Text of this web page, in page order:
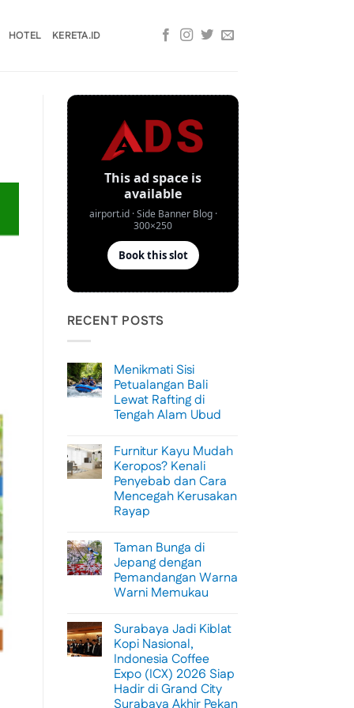
HOTEL KERETA.ID
RECENT POSTS
Menikmati Sisi
Petualangan Bali
Lewat Rafting di
Tengah Alam Ubud
on
Menikmati
Sisi
Petualangan
Bali
Lewat
Rafting
Alam
Ubud
Furnitur Kayu Mudah
Keropos? Kenali
Penyebab dan Cara
Mencegah Kerusakan
Rayap
on
Furnitur
Kayu
Mudah
Keropos?
Kenali
Cara
Mencegah
Kerusakan
Rayap
Taman Bunga di
Jepang dengan
Pemandangan Warna
Warni Memukau
on
Taman
Bunga
di
Jepang
dengan
Pemandangan
Warna
Surabaya Jadi Kiblat
Kopi Nasional,
Indonesia Coffee
Expo (ICX) 2026 Siap
Hadir di Grand City
Surabaya Akhir Pekan